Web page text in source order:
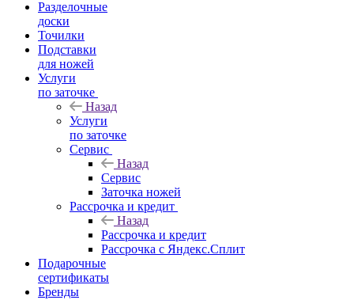
Разделочные
доски
Точилки
Подставки
для ножей
Услуги
по заточке
Назад
Услуги
по заточке
Сервис
Назад
Сервис
Заточка ножей
Рассрочка и кредит
Назад
Рассрочка и кредит
Рассрочка с Яндекс.Сплит
Подарочные
сертификаты
Бренды